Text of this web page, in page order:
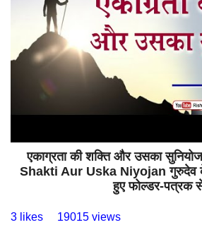
एकाग्रता की शक्ति और उसका
Shakti Aur Uska Niyojan गुरुदेव के
हुए फोल्डर-पत्रक
3 likes 19015 views